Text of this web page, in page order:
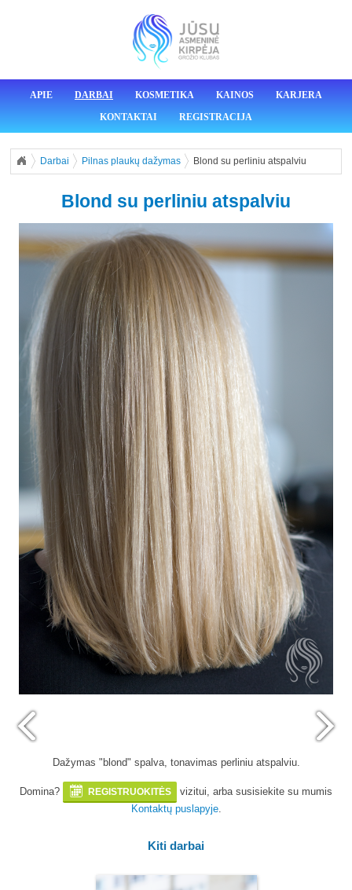
APIE DARBAI KOSMETIKA KAINOS
KARJERA
KONTAKTAI
REGISTRACIJA
Darbai Pilnas plaukų dažymas Blond su perliniu atspalviu
Blond su perliniu atspalviu
Dažymas "blond" spalva, tonavimas perliniu atspalviu.
Domina? REGISTRUOKITĖS
vizitui, arba susisiekite su mumis
Kontaktų puslapyje.
Kiti darbai